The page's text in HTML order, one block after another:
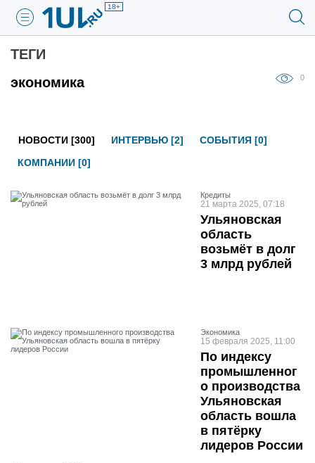
18+
ТЕГИ
экономика
0
НОВОСТИ [300] ИНТЕРВЬЮ [2]
СОБЫТИЯ [0]
КОМПАНИИ [0]
Кредиты
21 марта 2025, 07:18
Ульяновская
область
возьмёт в долг
3 млрд рублей
Экономика
15 февраля 2025, 11:00
По индексу
промышленног
о производства
Ульяновская
область вошла
в пятёрку
лидеров России